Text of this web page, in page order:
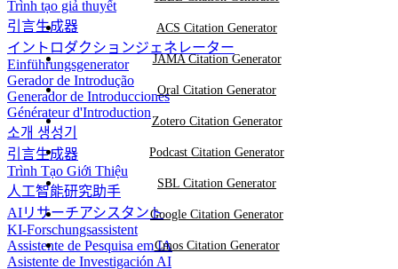
Trình tạo giả thuyết
引言生成器
イントロダクションジェネレーター
Einführungsgenerator
Gerador de Introdução
Generador de Introducciones
Générateur d'Introduction
소개 생성기
引言生成器
Trình Tạo Giới Thiệu
人工智能研究助手
AIリサーチアシスタント
KI-Forschungsassistent
Assistente de Pesquisa em IA
Asistente de Investigación AI
ACS Citation Generator
JAMA Citation Generator
Oral Citation Generator
Zotero Citation Generator
Podcast Citation Generator
SBL Citation Generator
Google Citation Generator
Cmos Citation Generator